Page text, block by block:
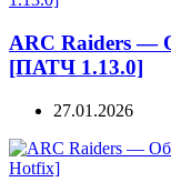
ARC Raiders —
[ПАТЧ 1.13.0]
27.01.2026